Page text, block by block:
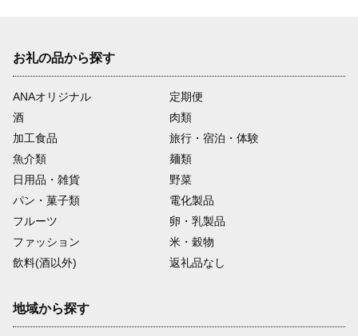
お礼の品から探す
ANAオリジナル
定期便
酒
肉類
加工食品
旅行・宿泊・体験
魚介類
麺類
日用品・雑貨
野菜
パン・菓子類
電化製品
フルーツ
卵・乳製品
ファッション
米・穀物
飲料(酒以外)
返礼品なし
地域から探す